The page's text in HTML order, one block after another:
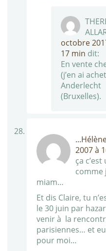
octobre
17 min dit:
En vente
(j’en ai
Anderlecht
(Bruxelles).
2007 à
ça
comme
miam…
Et dis Claire, tu
le 30 juin par
venir à la
parisiennes… et
pour moi…